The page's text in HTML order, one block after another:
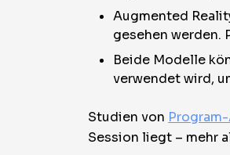
Augmented
gesehen werden.
Beide Modelle
verwendet wird,
Studien von
Session liegt – mehr